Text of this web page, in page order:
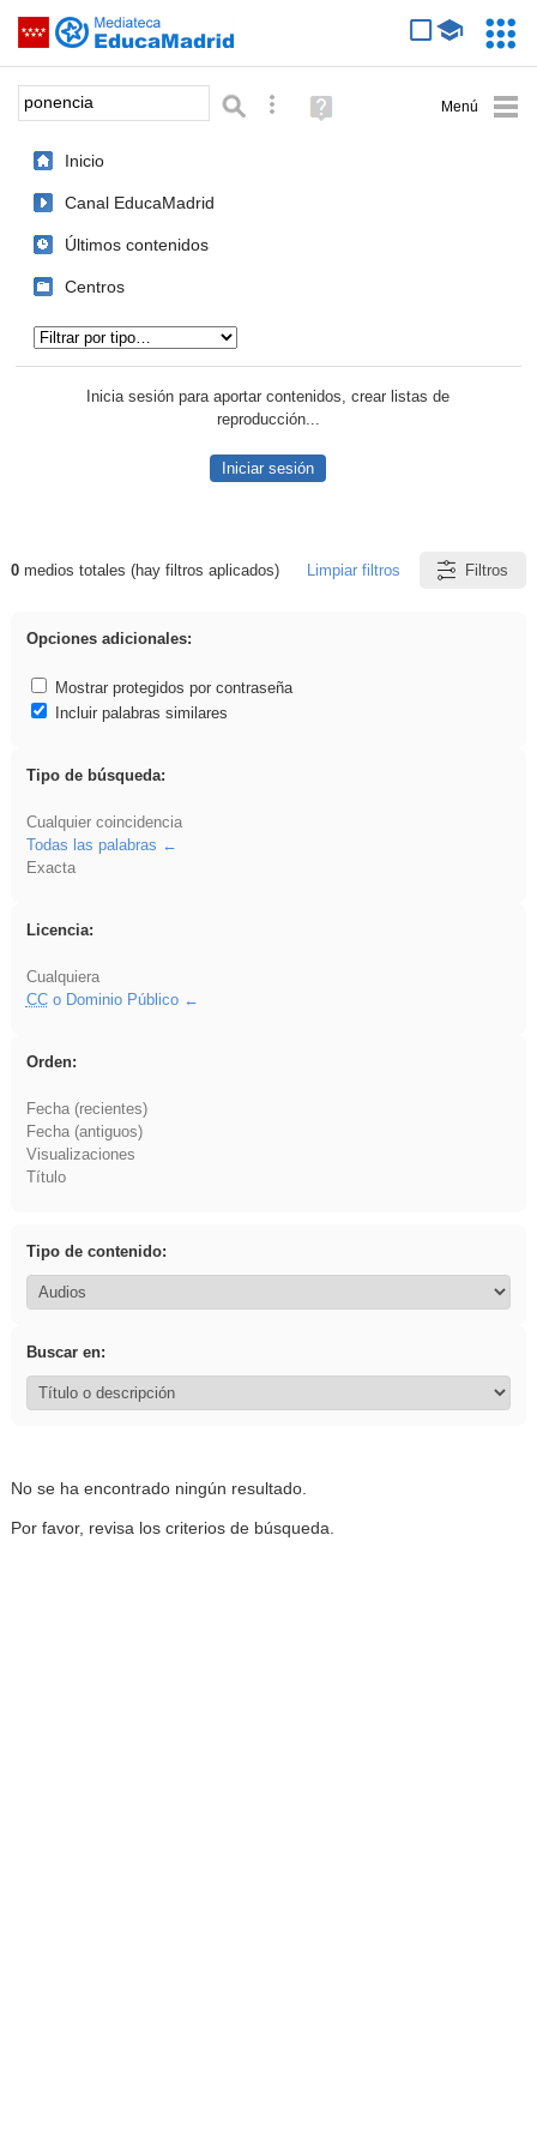
Saltar navegación
Palabra o frase: Búsqueda avanzada
Ayuda
(en
Inicio
Canal EducaMadrid
Últimos contenidos
Centros
Inicia sesión para aportar contenidos, crear listas de
reproducción...
Iniciar sesión
Resultados de: ponencia
0medios totales (hay filtros aplicados) Limpiar filtros Filtros
Opciones adicionales:
Mostrar protegidos por contraseña
Incluir palabras similares
Tipo de búsqueda:
Cualquier coincidencia
Todas las palabras
Exacta
Licencia:
Cualquiera
CCo Dominio Público
Orden:
Fecha (recientes)
Fecha (antiguos)
Visualizaciones
Título
Tipo de contenido:
Buscar en:
No se ha encontrado ningún resultado.
Por favor, revisa los criterios de búsqueda.